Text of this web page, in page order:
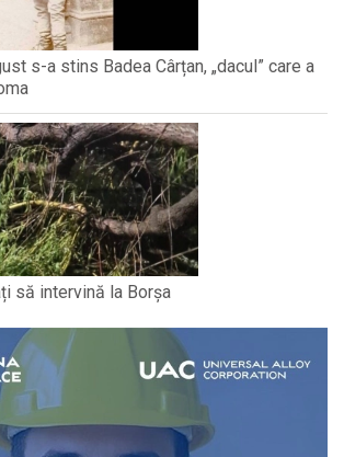
s-a stins Badea Cârțan, „dacul” care a
să intervină la Borșa